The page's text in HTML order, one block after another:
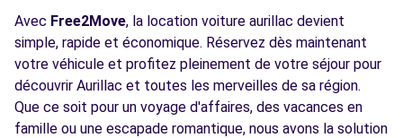
Avec Free2Move, la location voiture aurillac devient
simple, rapide et économique. Réservez dès maintenant
votre véhicule et profitez pleinement de votre séjour pour
découvrir Aurillac et toutes les merveilles de sa région.
Que ce soit pour un voyage d'affaires, des vacances en
famille ou une escapade romantique, nous avons la solution